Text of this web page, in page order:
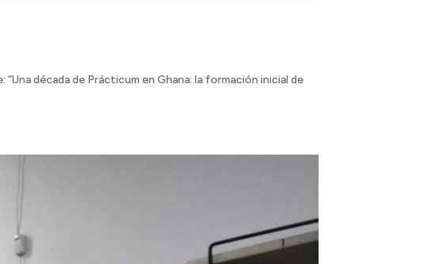
década de Prácticum en Ghana: la formación inicial de